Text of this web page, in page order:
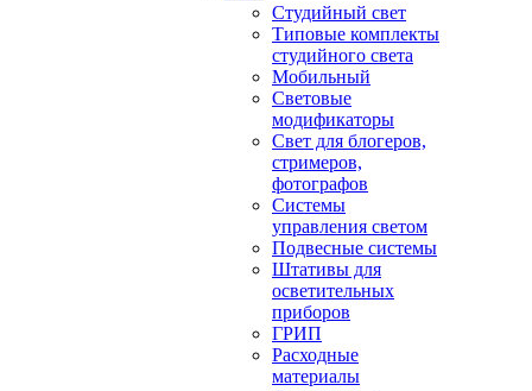
Студийный свет
Типовые комплекты
студийного света
Мобильный
Световые
модификаторы
Свет для блогеров,
стримеров,
фотографов
Системы
управления светом
Подвесные системы
Штативы для
осветительных
приборов
ГРИП
Расходные
материалы